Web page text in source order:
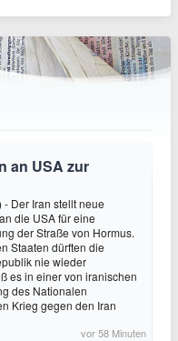
an USA zur
- Der Iran stellt neue
die USA für eine
der Straße von Hormus.
Staaten dürften die
nie wieder
es in einer von iranischen
des Nationalen
Krieg gegen den Iran
vor 58 Minuten